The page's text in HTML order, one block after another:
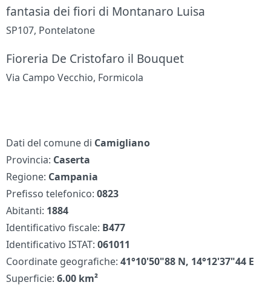
fantasia dei fiori di Montanaro Luisa
SP107, Pontelatone
Fioreria De Cristofaro il Bouquet
Via Campo Vecchio, Formicola
Dati del comune di Camigliano
Provincia: Caserta
Regione: Campania
Prefisso telefonico:0823
Abitanti: 1884
Identificativo fiscale: B477
Identificativo ISTAT:061011
Coordinate geografiche:41°10'50"88 N, 14°12'37"44 E
Superficie:6.00 km²